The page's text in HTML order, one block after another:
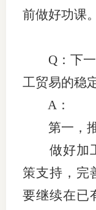
前做好功课。
Q：下
工贸易的稳
A：
第一，推
做好加工
策支持，完
要继续在已